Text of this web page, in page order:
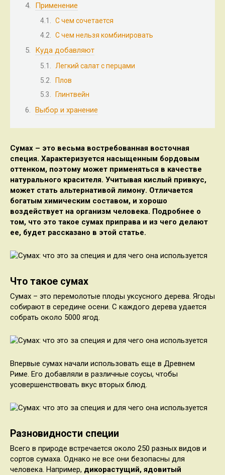
Применение
С чем сочетается
С чем нельзя комбинировать
Куда добавляют
Легкий салат с перцами
Плов
Глинтвейн
Выбор и хранение
Сумах – это весьма востребованная восточная
специя. Характеризуется насыщенным бордовым
оттенком, поэтому может применяться в качестве
натурального красителя. Учитывая кислый привкус,
может стать альтернативой лимону. Отличается
богатым химическим составом, и хорошо
воздействует на организм человека. Подробнее о
том, что это такое сумах приправа и из чего делают
ее, будет рассказано в этой статье.
Что такое сумах
Сумах – это перемолотые плоды уксусного дерева. Ягоды
собирают в середине осени. С каждого дерева удается
собрать около 5000 ягод.
Впервые сумах начали использовать еще в Древнем
Риме. Его добавляли в различные соусы, чтобы
усовершенствовать вкус вторых блюд.
Разновидности специи
Всего в природе встречается около 250 разных видов и
сортов сумаха. Однако не все они безопасны для
человека. Например, дикорастущий, ядовитый